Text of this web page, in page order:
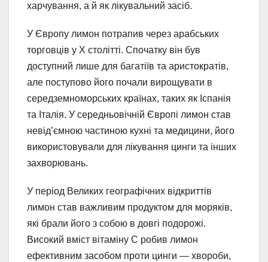
харчування, а й як лікувальний засіб.
У Європу лимон потрапив через арабських
торговців у X столітті. Спочатку він був
доступний лише для багатіїв та аристократів,
але поступово його почали вирощувати в
середземноморських країнах, таких як Іспанія
та Італія. У середньовічній Європі лимон став
невід’ємною частиною кухні та медицини, його
використовували для лікування цинги та інших
захворювань.
У період Великих географічних відкриттів
лимон став важливим продуктом для моряків,
які брали його з собою в довгі подорожі.
Високий вміст вітаміну C робив лимон
ефективним засобом проти цинги — хвороби,